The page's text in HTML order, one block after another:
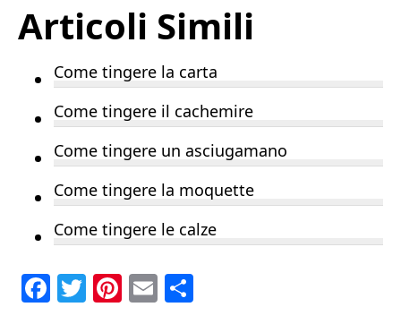
Articoli Simili
Come tingere la carta
Come tingere il cachemire
Come tingere un asciugamano
Come tingere la moquette
Come tingere le calze
F T Pi E